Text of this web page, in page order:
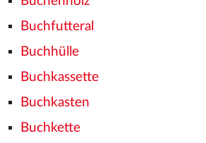
Buchfutteral
Buchhülle
Buchkassette
Buchkasten
Buchkette